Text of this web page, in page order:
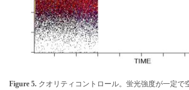
Figure 5. クオリティコントロール。蛍光強度が一定で